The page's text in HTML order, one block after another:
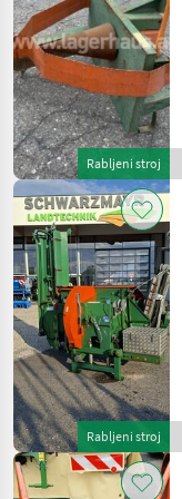
Rabljeni stroj
Rabljeni stroj